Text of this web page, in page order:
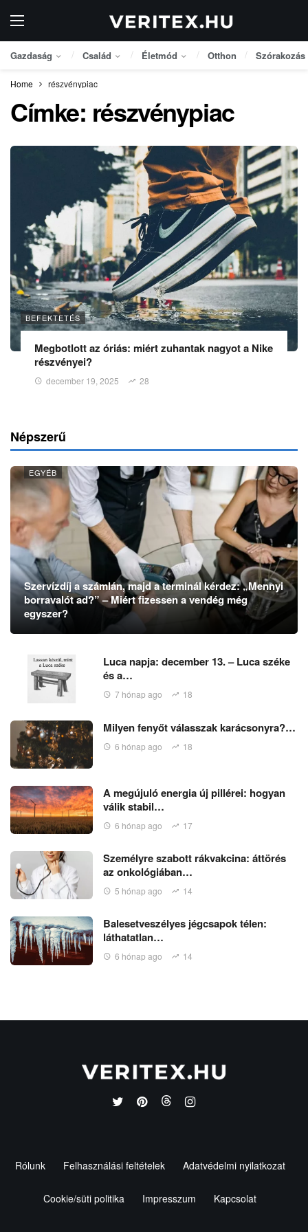
Gazdaság Család Életmód Otthon Szórakozás
Home részvénypiac
Címke: részvénypiac
BEFEKTETÉS
Megbotlott az óriás: miért zuhantak nagyot a Nike
részvényei?
december 19, 2025 28
Népszerű
EGYÉB
Szervízdíj a számlán, majd a terminál kérdez: „Mennyi
borravalót ad?” – Miért fizessen a vendég még
egyszer?
Luca napja: december 13. – Luca széke
és a…
7 hónap ago 18
Milyen fenyőt válasszak karácsonyra?…
6 hónap ago 18
A megújuló energia új pillérei: hogyan
válik stabil…
6 hónap ago 17
Személyre szabott rákvakcina: áttörés
az onkológiában…
5 hónap ago 14
Balesetveszélyes jégcsapok télen:
láthatatlan…
6 hónap ago 14
Rólunk Felhasználási feltételek Adatvédelmi nyilatkozat
Cookie/süti politika Impresszum Kapcsolat